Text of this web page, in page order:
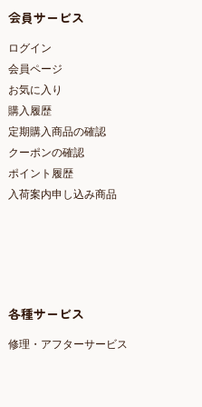
会員サービス
ログイン
会員ページ
お気に入り
購入履歴
定期購入商品の確認
クーポンの確認
ポイント履歴
入荷案内申し込み商品
各種サービス
修理・アフターサービス